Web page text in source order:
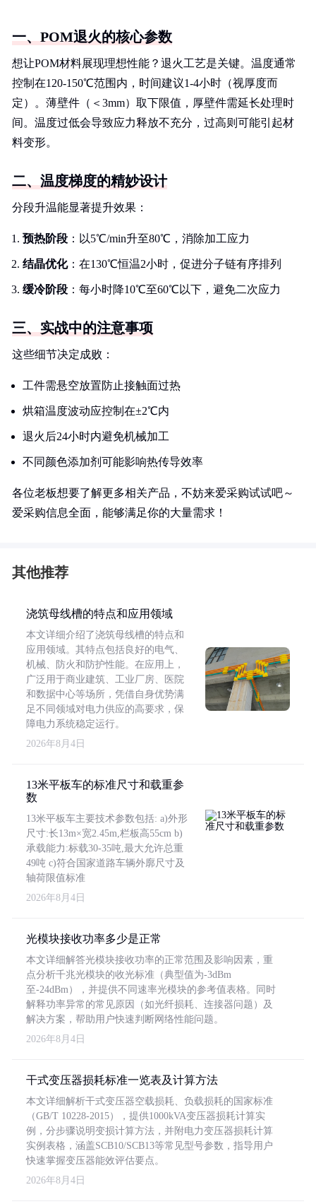
一、POM退火的核心参数
想让POM材料展现理想性能？退火工艺是关键。温度通常
控制在120-150℃范围内，时间建议1-4小时（视厚度而
定）。薄壁件（＜3mm）取下限值，厚壁件需延长处理时
间。温度过低会导致应力释放不充分，过高则可能引起材
料变形。
二、温度梯度的精妙设计
分段升温能显著提升效果：
预热阶段 ：以5℃/min升至80℃，消除加工应力
结晶优化：在130℃恒温2小时，促进分子链有序排列
缓冷阶段 ：每小时降10℃至60℃以下，避免二次应力
三、实战中的注意事项
这些细节决定成败：
工件需悬空放置防止接触面过热
烘箱温度波动应控制在±2℃内
退火后24小时内避免机械加工
不同颜色添加剂可能影响热传导效率
各位老板想要了解更多相关产品，不妨来爱采购试试吧～
爱采购信息全面，能够满足你的大量需求！
其他推荐
浇筑母线槽的特点和应用领域
本文详细介绍了浇筑母线槽的特点和
应用领域。其特点包括良好的电气、
机械、防火和防护性能。在应用上，
广泛用于商业建筑、工业厂房、医院
和数据中心等场所，凭借自身优势满
足不同领域对电力供应的高要求，保
障电力系统稳定运行。
2026年8月4日
13米平板车的标准尺寸和载重参
数
13米平板车主要技术参数包括: a)外形
尺寸:长13m×宽2.45m,栏板高55cm b)
承载能力:标载30-35吨,最大允许总重
49吨 c)符合国家道路车辆外廓尺寸及
轴荷限值标准
2026年8月4日
光模块接收功率多少是正常
本文详细解答光模块接收功率的正常范围及影响因素，重
点分析千兆光模块的收光标准（典型值为-3dBm
至-24dBm），并提供不同速率光模块的参考值表格。同时
解释功率异常的常见原因（如光纤损耗、连接器问题）及
解决方案，帮助用户快速判断网络性能问题。
2026年8月4日
干式变压器损耗标准一览表及计算方法
本文详细解析干式变压器空载损耗、负载损耗的国家标准
（GB/T 10228-2015），提供1000kVA变压器损耗计算实
例，分步骤说明变损计算方法，并附电力变压器损耗计算
实例表格，涵盖SCB10/SCB13等常见型号参数，指导用户
快速掌握变压器能效评估要点。
2026年8月4日